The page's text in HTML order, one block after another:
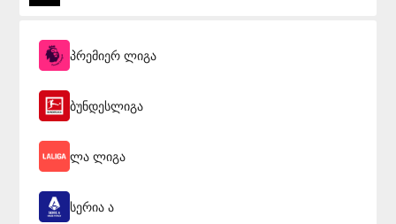
პრემიერ ლიგა
ბუნდესლიგა
ლა ლიგა
სერია ა